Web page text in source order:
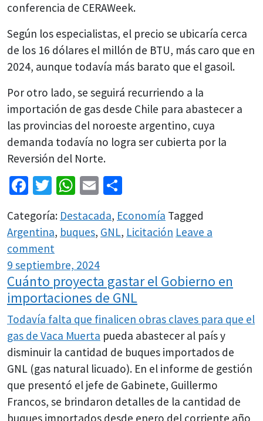
conferencia de CERAWeek.
Según los especialistas, el precio se ubicaría cerca
de los 16 dólares el millón de BTU, más caro que en
2024, aunque todavía más barato que el gasoil.
Por otro lado, se seguirá recurriendo a la
importación de gas desde Chile para abastecer a
las provincias del noroeste argentino, cuya
demanda todavía no logra ser cubierta por la
Reversión del Norte.
Facebook
Twitter
WhatsApp
Email
Categoría: Destacada, Economía Tagged
Argentina, buques, GNL, Licitación Leave a
comment
9 septiembre, 2024
Cuánto proyecta gastar el Gobierno en
importaciones de GNL
Todavía falta que finalicen obras claves para que el
gas de Vaca Muerta pueda abastecer al país y
disminuir la cantidad de buques importados de
GNL (gas natural licuado). En el informe de gestión
que presentó el jefe de Gabinete, Guillermo
Francos, se brindaron detalles de la cantidad de
buques importados desde enero del corriente año